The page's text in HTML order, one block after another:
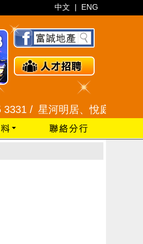
中文 | ENG
/ 星河明居、悅庭軒 2116